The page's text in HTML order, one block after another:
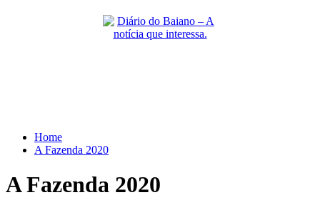
Home
A Fazenda 2020
A Fazenda 2020